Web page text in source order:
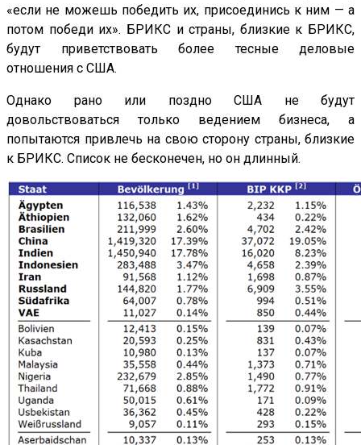
«если не можешь победить их, присоединись к ним — а
потом победи их». БРИКС и страны, близкие к БРИКС,
будут приветствовать более тесные деловые
отношения с США.
Однако рано или поздно США не будут
довольствоваться только ведением бизнеса, а
попытаются привлечь на свою сторону страны, близкие
к БРИКС. Список не бесконечен, но он длинный.